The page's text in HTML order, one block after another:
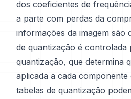
dos coeficientes de
a parte com perdas da
informações da imagem são
de quantização é controlada
quantização, que determina
aplicada a cada
tabelas de quantização